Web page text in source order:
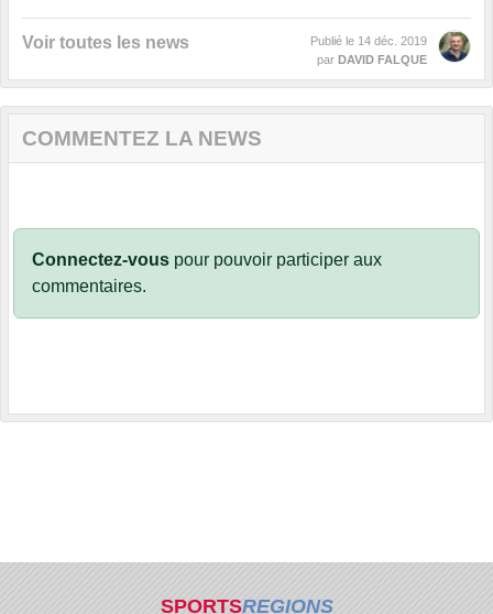
Voir toutes les news Publié le 14 déc. 2019
par DAVID FALQUE
COMMENTEZ LA NEWS
Connectez-vous pour pouvoir participer aux
commentaires.
SPORTSREGIONS